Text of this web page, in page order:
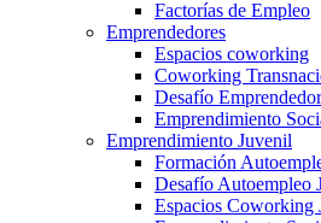
Factorías de Empleo
Emprendedores
Espacios coworking
Coworking
Desafío
Emprendimiento
Emprendimiento Juvenil
Formación
Desafío Autoempleo
Espacios Coworking